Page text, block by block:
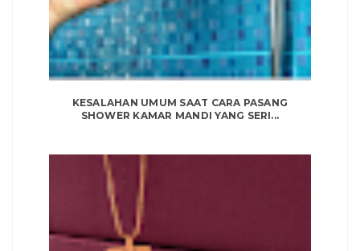
KESALAHAN UMUM SAAT CARA PASANG
SHOWER KAMAR MANDI YANG SERI...